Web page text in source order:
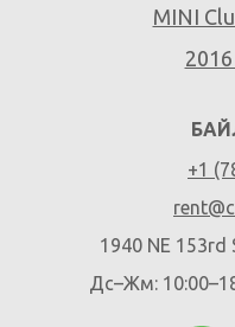
MINI
+1
1940 NE 153rd
Дс–Жм: